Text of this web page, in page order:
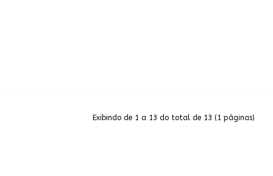
Exibindo de 1 a 13 do total de 13 (1 páginas)